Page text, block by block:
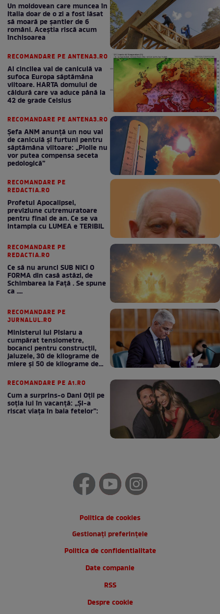
Un moldovean care muncea în
Italia doar de o zi a fost lăsat
să moară pe şantier de 6
români. Aceștia riscă acum
închisoarea
RECOMANDARE PE ANTENA3.RO
Al cincilea val de caniculă va
sufoca Europa săptămâna
viitoare. HARTA domului de
căldură care va aduce până la
42 de grade Celsius
RECOMANDARE PE ANTENA3.RO
Șefa ANM anunță un nou val
de caniculă și furtuni pentru
săptămâna viitoare: „Ploile nu
vor putea compensa seceta
pedologică”
RECOMANDARE PE
REDACTIA.RO
Profetul Apocalipsei,
previziune cutremuratoare
pentru final de an. Ce se va
intampla cu LUMEA e TERIBIL
RECOMANDARE PE
REDACTIA.RO
Ce să nu arunci SUB NICI O
FORMA din casă astăzi, de
Schimbarea la Față . Se spune
ca ....
RECOMANDARE PE
JURNALUL.RO
Ministerul lui Pîslaru a
cumpărat tensiometre,
bocanci pentru construcții,
jaluzele, 30 de kilograme de
miere și 50 de kilograme de
RECOMANDARE PE A1.RO
Cum a surprins-o Dani Oțil pe
soția lui în vacanță: „Și-a
riscat viața în baia fetelor”:
Politica de cookies
Gestionați preferințele
Politica de confidentialitate
Date companie
RSS
Despre cookie